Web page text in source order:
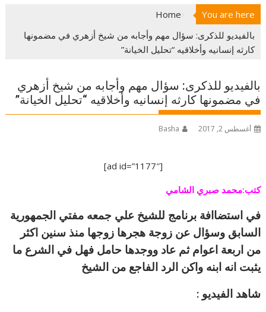
You are here
Home
بالفيديو للذكرى: سؤال مهم وأجابه من شيخ أزهري في مضمونها
كارثه إنسانيه وأخلاقيه “تحليل الخيانة”
بالفيديو للذكرى: سؤال مهم وأجابه من شيخ أزهري
في مضمونها كارثه إنسانيه وأخلاقيه “تحليل الخيانة”
أغسطس 2, 2017 Basha
[ad id=”1177″]
كتب:محمد صبري الشامي
في استضاافة برنامج للشيخ علي جمعه مفتي الجمهورية
السابق وسؤال عن زوجة هجرها زوجها منذ سنين اكثر
من اربعة اعوام ثم عاد ووجدها حامل فهل في الشرع ما
يثبت انه ابنه واكن الرد الفاجع من الشيخ
شاهد الفيديو :